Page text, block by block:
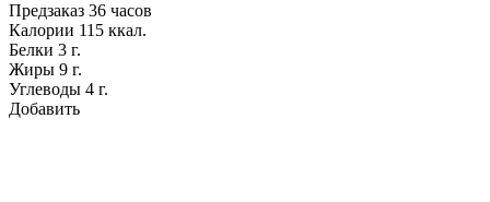
Предзаказ 36 часов
Калории 115 ккал.
Белки 3 г.
Жиры 9 г.
Углеводы 4 г.
Добавить